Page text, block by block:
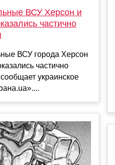
ВСУ Херсон и
частично
ВСУ города Херсон
частично
украинское